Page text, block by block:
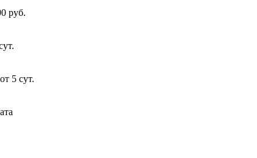
руб.
5 сут.